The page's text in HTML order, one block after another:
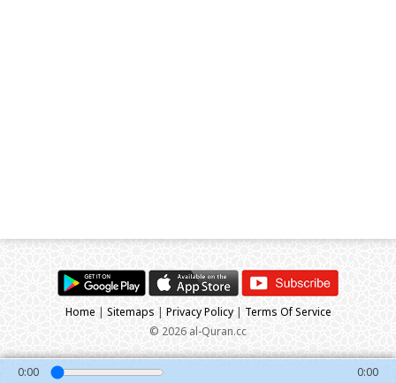
0:00 0:00
Home | Sitemaps | Privacy Policy| Terms Of Service
© 2026 al-Quran.cc